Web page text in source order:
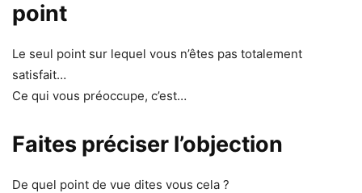
point
Le seul point sur lequel vous n’êtes pas totalement
satisfait…
Ce qui vous préoccupe, c’est…
Faites préciser l’objection
De quel point de vue dites vous cela ?